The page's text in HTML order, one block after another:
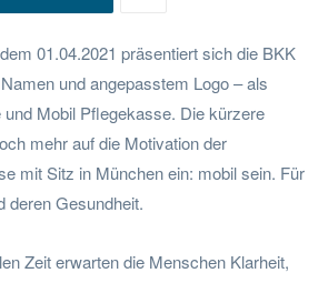
01.04.2021 präsentiert sich die BKK
und angepasstem Logo – als
Mobil Pflegekasse. Die kürzere
mehr auf die Motivation der
mit Sitz in München ein: mobil sein. Für
deren Gesundheit.
Zeit erwarten die Menschen Klarheit,